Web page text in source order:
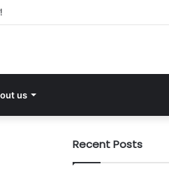
टीम की पोल, क्या ऐसे बनेगा WTC चैंपियन?
us
Recent Posts